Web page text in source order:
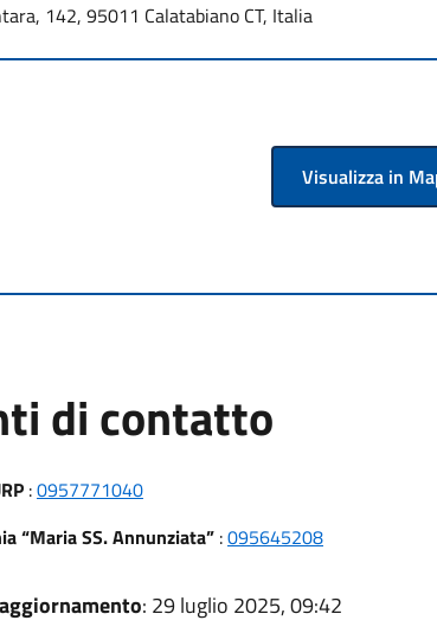
142, 95011 Calatabiano CT, Italia
Visualizza in
di contatto
:0957771040
“Maria SS. Annunziata”:095645208
: 29 luglio 2025, 09:42